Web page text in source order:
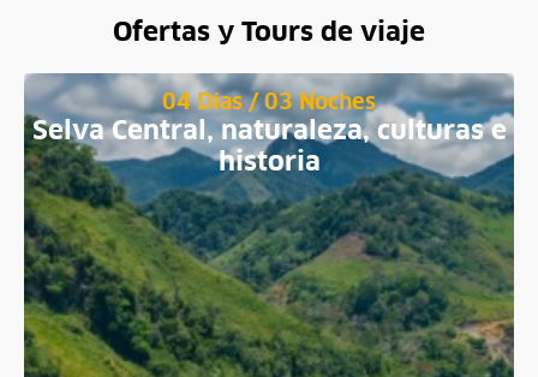
Ofertas y Tours de viaje
04 Días / 03 Noches
Selva Central, naturaleza, culturas e
historia